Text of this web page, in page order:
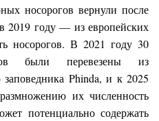
носорогов вернули после
в 2019 году — из европейских
носорогов. В 2021 году 30
были перевезены из
Phinda, и к 2025
их численность
потенциально содержать